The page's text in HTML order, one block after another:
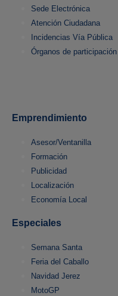
Sede Electrónica
Atención Ciudadana
Incidencias Vía Pública
Órganos de participación
Emprendimiento
Asesor/Ventanilla
Formación
Publicidad
Localización
Economía Local
Especiales
Semana Santa
Feria del Caballo
Navidad Jerez
MotoGP